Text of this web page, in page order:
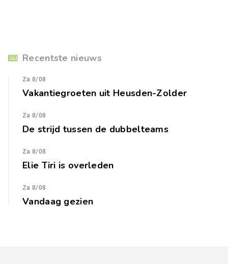
Recentste nieuws
Za 8/08
Vakantiegroeten uit Heusden-Zolder
Za 8/08
De strijd tussen de dubbelteams
Za 8/08
Elie Tiri is overleden
Za 8/08
Vandaag gezien